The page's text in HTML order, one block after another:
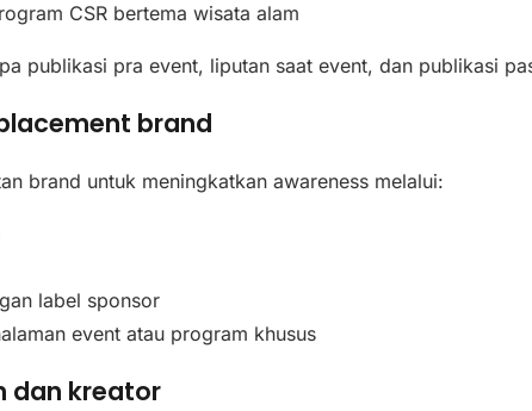
CSR bertema wisata alam
publikasi pra event, liputan saat event, dan publikasi
brand
brand untuk meningkatkan awareness melalui:
label sponsor
event atau program khusus
dan kreator